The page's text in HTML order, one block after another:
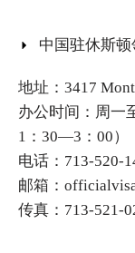
中国驻休斯顿
地址：3417
办公时间：周一
1：30—3：00）
电话：713-520-
邮箱：
传真：713-521-